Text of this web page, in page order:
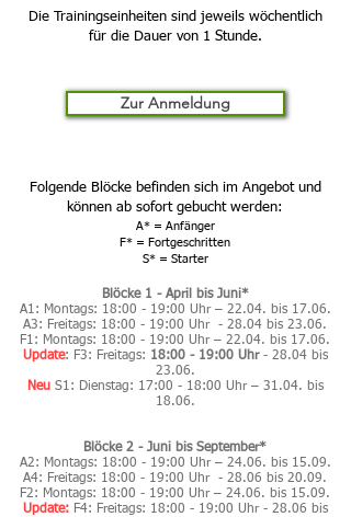
Die Trainingseinheiten sind jeweils wöchentlich
für die Dauer von 1 Stunde.
Zur Anmeldung
Folgende Blöcke befinden sich im Angebot und
können ab sofort gebucht werden:
A* = Anfänger
F* = Fortgeschritten
S* = Starter
Blöcke 1 - April bis Juni*
A1: Montags: 18:00 - 19:00 Uhr – 22.04. bis 17.06.
A3: Freitags: 18:00 - 19:00 Uhr - 28.04 bis 23.06.
F1: Montags: 18:00 - 19:00 Uhr – 22.04. bis 17.06.
Update: F3: Freitags: 18:00 - 19:00 Uhr - 28.04 bis
23.06.
Neu S1: Dienstag: 17:00 - 18:00 Uhr – 31.04. bis
18.06.
Blöcke 2 - Juni bis September*
A2: Montags: 18:00 - 19:00 Uhr – 24.06. bis 15.09.
A4: Freitags: 18:00 - 19:00 Uhr - 28.06 bis 20.09.
F2: Montags: 18:00 - 19:00 Uhr – 24.06. bis 15.09.
Update:F4: Freitags: 18:00 - 19:00 Uhr - 28.06 bis